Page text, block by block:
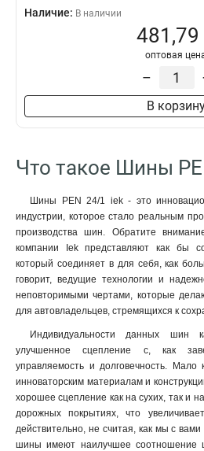
Наличие: В наличии
481,79
оптовая
–
В
Что такое Шины
Шины PEN 24/1 iek - это
индустрии, которое стало реальным
производства шин. Обратите
компании Iek представляют как бы
который соединяет в для себя, как
говорит, ведущие технологии и
неповторимыми чертами, которые
для автовладельцев, стремящихся к
Индивидуальности данных
улучшенное сцепление с, как
управляемость и долговечность. Мало
инноваторским материалам и
хорошее сцепление как на сухих, так и
дорожных покрытиях, что
действительно, не считая, как мы с вами
шины имеют наилучшее соотношение